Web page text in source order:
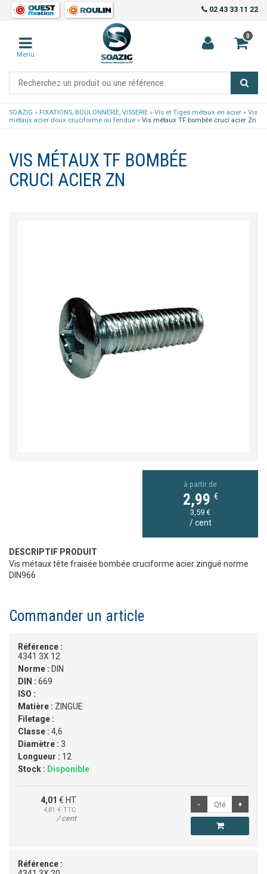
02 43 33 11 22
0
Menu
SOAZIG » FIXATIONS, BOULONNERIE, VISSERIE » Vis et Tiges métaux en acier » Vis
métaux acier doux cruciforme ou fendue » Vis métaux TF bombée cruci acier Zn
VIS MÉTAUX TF BOMBÉE
CRUCI ACIER ZN
à partir de
2,99 €
3,59 €
/ cent
DESCRIPTIF PRODUIT
Vis métaux tête fraisée bombée cruciforme acier zingué norme
DIN966
Commander un article
Référence :
4341 3X 12
Norme : DIN
DIN : 669
ISO :
Matière : ZINGUE
Filetage :
Classe : 4,6
Diamètre : 3
Longueur : 12
Stock : Disponible
4,01 € HT
4,81 € TTC
/ cent
Référence :